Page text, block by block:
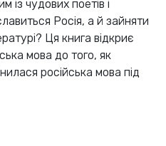
чудових поетів і
Росія, а й зайняти
Ця книга відкриє
мова до того, як
російська мова під